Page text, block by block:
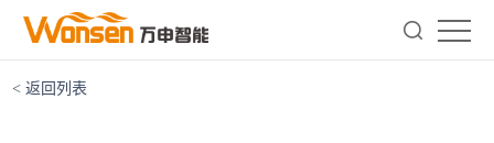
< 返回列表